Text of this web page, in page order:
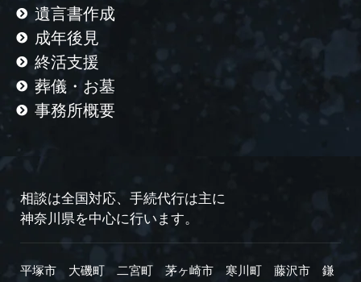
遺言書作成
成年後見
終活支援
葬儀・お墓
事務所概要
相談は全国対応、手続代行は主に
神奈川県を中心に行います。
平塚市 大磯町 二宮町 茅ヶ崎市 寒川町 藤沢市 鎌